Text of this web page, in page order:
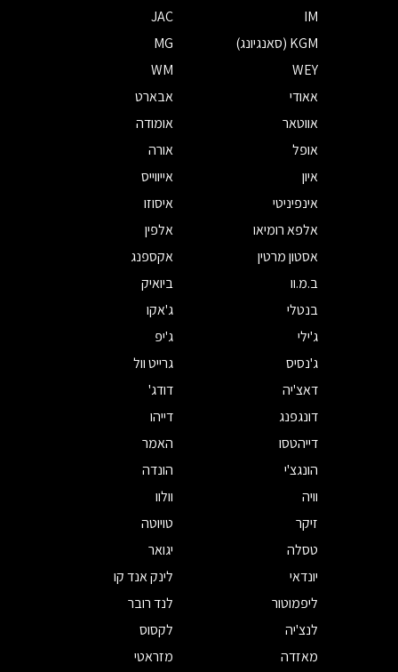
IM
JAC
KGM (סאנגיונג)
MG
WEY
WM
אאודי
אבארט
אווטאר
אומודה
אופל
אורה
איון
אייווייס
אינפיניטי
איסוזו
אלפא רומיאו
אלפין
אסטון מרטין
אקספנג
ב.מ.וו
ביואיק
בנטלי
ג'אקו
ג'ילי
ג'יפ
ג'נסיס
גרייט וול
דאצ'יה
דודג'
דונגפנג
דייהו
דייהטסו
האמר
הונגצ'י
הונדה
וויה
וולוו
זיקר
טויוטה
טסלה
יגואר
יונדאי
לינק אנד קו
ליפמוטור
לנד רובר
לנצ'יה
לקסוס
מאזדה
מזראטי